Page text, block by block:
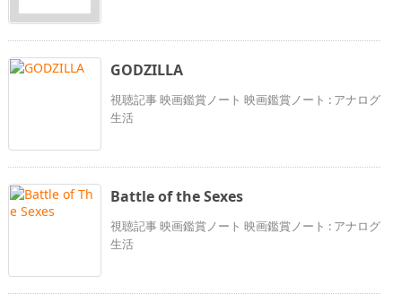
GODZILLA
視聴記事 映画鑑賞ノート 映画鑑賞ノート : アナログ
生活
Battle of the Sexes
視聴記事 映画鑑賞ノート 映画鑑賞ノート : アナログ
生活